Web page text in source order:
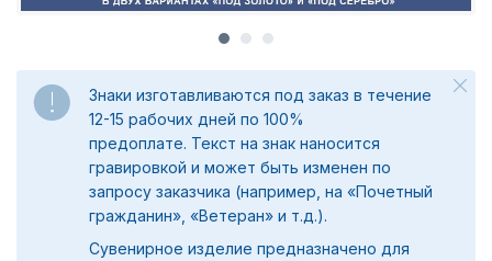
Знаки изготавливаются под заказ в течение
12-15 рабочих дней по 100%
предоплате. Текст на знак наносится
гравировкой и может быть изменен по
запросу заказчика (например, на «Почетный
гражданин», «Ветеран» и т.д.).
Сувенирное изделие предназначено для